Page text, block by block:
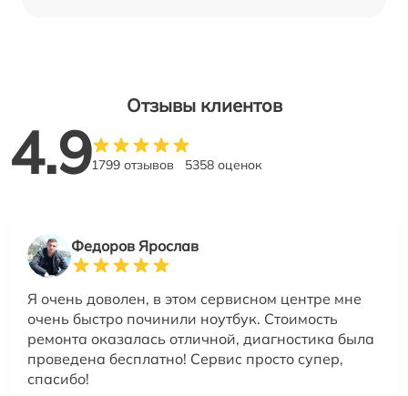
Отзывы клиентов
4.91799 отзывов 5358 оценок
Федоров Ярослав
Я очень доволен, в этом сервисном центре мне
очень быстро починили ноутбук. Стоимость
ремонта оказалась отличной, диагностика была
проведена бесплатно! Сервис просто супер,
спасибо!